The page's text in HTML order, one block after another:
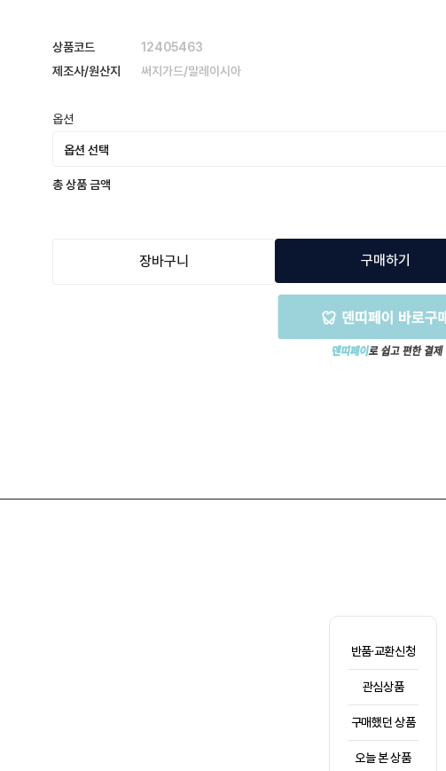
상품코드
12405463
제조사/원산지
써지가드/말레이시아
옵션
총 상품 금액
장바구니 구매하기
반품·교환신청
관심상품
구매했던 상품
오늘 본 상품